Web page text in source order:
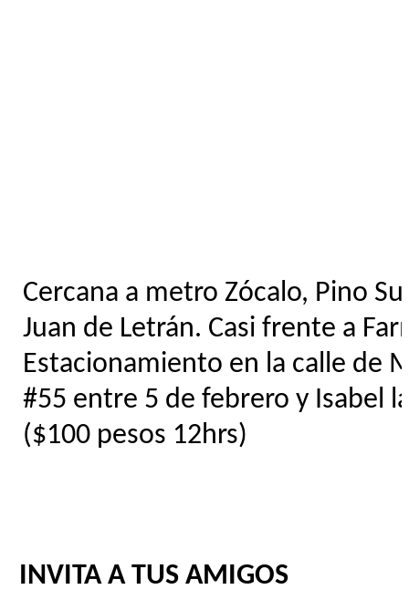
Cercana a metro Zócalo, Pino
Juan de Letrán. Casi frente a
Estacionamiento en la calle de
#55 entre 5 de febrero y Isabel
($100 pesos 12hrs)
INVITA A TUS AMIGOS